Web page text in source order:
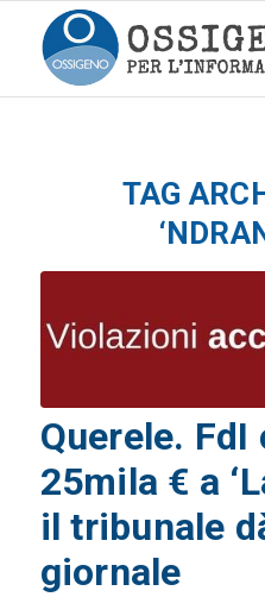
TAG
Querele. FdI
25mila € a
il tribunale
giornale